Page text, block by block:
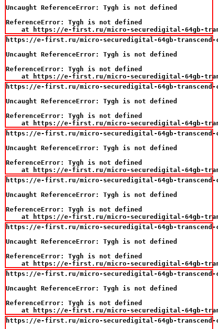
Uncaught ReferenceError: Tygh is not defined
ReferenceError: Tygh is not defined
at https://e-first.ru/micro-securedigital-64gb-
https://e-first.ru/micro-securedigital-64gb-transcend-
Uncaught ReferenceError: Tygh is not defined
ReferenceError: Tygh is not defined
at https://e-first.ru/micro-securedigital-64gb-
https://e-first.ru/micro-securedigital-64gb-transcend-
Uncaught ReferenceError: Tygh is not defined
ReferenceError: Tygh is not defined
at https://e-first.ru/micro-securedigital-64gb-
https://e-first.ru/micro-securedigital-64gb-transcend-
Uncaught ReferenceError: Tygh is not defined
ReferenceError: Tygh is not defined
at https://e-first.ru/micro-securedigital-64gb-
https://e-first.ru/micro-securedigital-64gb-transcend-
Uncaught ReferenceError: Tygh is not defined
ReferenceError: Tygh is not defined
at https://e-first.ru/micro-securedigital-64gb-
https://e-first.ru/micro-securedigital-64gb-transcend-
Uncaught ReferenceError: Tygh is not defined
ReferenceError: Tygh is not defined
at https://e-first.ru/micro-securedigital-64gb-
https://e-first.ru/micro-securedigital-64gb-transcend-
Uncaught ReferenceError: Tygh is not defined
ReferenceError: Tygh is not defined
at https://e-first.ru/micro-securedigital-64gb-
https://e-first.ru/micro-securedigital-64gb-transcend-